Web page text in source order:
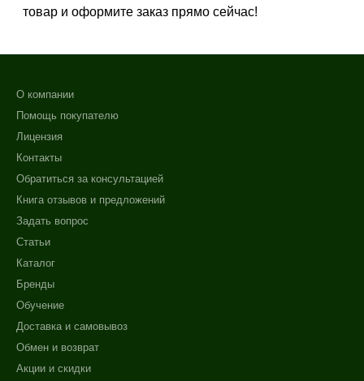
Моделирование
Показать еще
Назначение против
Морщины
Акне
Алопеция
Показать еще
Применение
После пилинга
Результат
товар и оформите заказ прямо сейчас!
О компании
Помощь покупателю
Лицензия
Контакты
Обратиться за консультацией
Книга отзывов и предложений
Задать вопрос
Статьи
Каталог
Бренды
Обучение
Доставка и самовывоз
Обмен и возврат
Акции и скидки